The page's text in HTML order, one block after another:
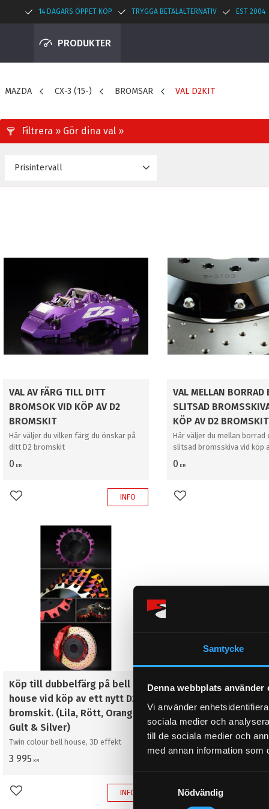
Samtycke
Denna webbplats använder
Vi använder
sociala medier och
till de sociala medier och
med annan information som
a
Nödvändig
14 DAGARS ÖPPET KÖP TRYGGA BETALALTERNATIV EST 2004
PRODUKTER
MAZDA CX-3 (15-) BROMSAR VAL D2KIT
Prisintervall
VAL AV FÄRG TILL DITT
BROMSOK VID KÖP AV D2
BROMSKIT
Här väljer du vilken färg du önskar på
ditt D2 bromskit
0 KR
Lägg till i favoriter INFO
VAL MELLAN BORRAD
SLITSAD
KÖP AV D2 BROMSKIT
Här väljer du mellan borrad
slitsad bromsskiva vid köp
bromskit
0 KR
Lägg till i favoriter
Köp till dubbelfärg på bell
house vid köp av ett nytt D2
bromskit. (Lila, Rött, Orange,
Gult & Silver)
Twin colour bell house, 3D effekt
3 995 KR
Lägg till i favoriter INFO